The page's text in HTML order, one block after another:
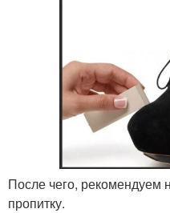
После чего, рекомендуем
пропитку.